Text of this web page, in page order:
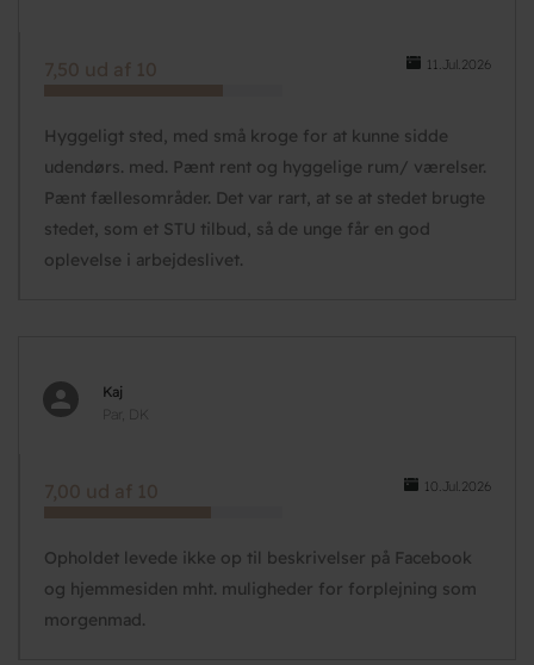
11.Jul.2026
7,50 ud af 10
Hyggeligt sted, med små kroge for at kunne sidde
udendørs. med. Pænt rent og hyggelige rum/ værelser.
Pænt fællesområder. Det var rart, at se at stedet brugte
stedet, som et STU tilbud, så de unge får en god
oplevelse i arbejdeslivet.
Kaj
Par, DK
10.Jul.2026
7,00 ud af 10
Opholdet levede ikke op til beskrivelser på Facebook
og hjemmesiden mht. muligheder for forplejning som
morgenmad.